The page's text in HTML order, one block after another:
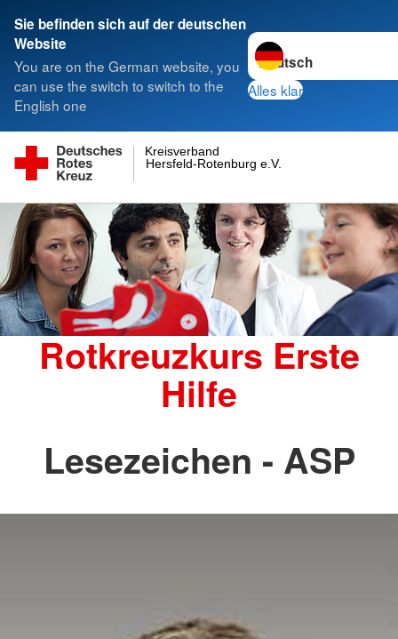
Sie befinden sich auf der deutschen
Website
You are on the German website, you
can use the switch to switch to the
English one
Sprache wechseln zu
Alles klar
Hersfeld-Rotenburg e.V.
Kreisverband
Rotkreuzkurs Erste
Hilfe
Lesezeichen - ASP